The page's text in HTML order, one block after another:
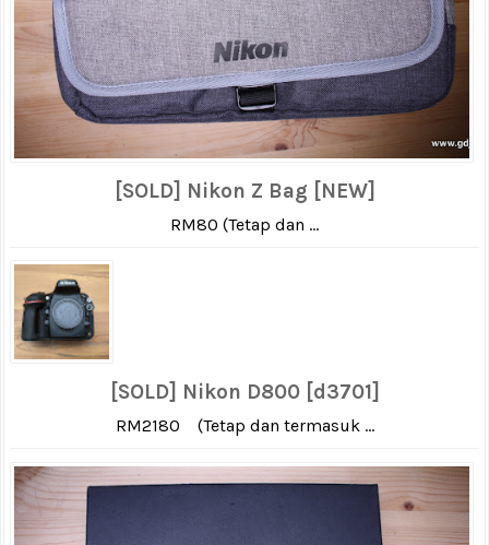
[SOLD] Nikon Z Bag [NEW]
RM80 (Tetap dan ...
[SOLD] Nikon D800 [d3701]
RM2180 (Tetap dan termasuk ...